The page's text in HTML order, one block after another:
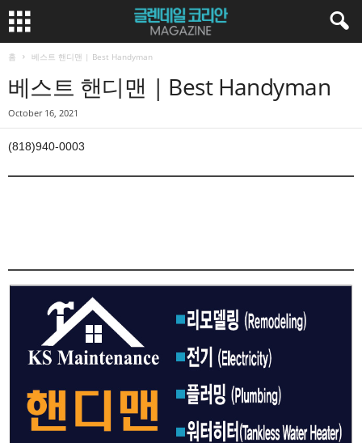
홈 베스트 핸디맨 | Best Handyman
베스트 핸디맨 | Best Handyman
October 16, 2021
(818)940-0003